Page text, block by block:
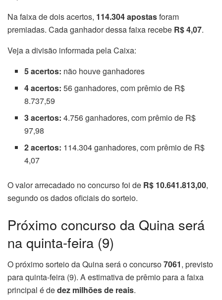
Na faixa de dois acertos, 114.304 apostasforam
premiadas. Cada ganhador dessa faixa recebe R$ 4,07.
Veja a divisão informada pela Caixa:
5 acertos: não houve ganhadores
4 acertos: 56 ganhadores, com prêmio de R$
8.737,59
3 acertos: 4.756 ganhadores, com prêmio de R$
97,98
2 acertos: 114.304 ganhadores, com prêmio de R$
4,07
O valor arrecadado no concurso foi de R$ 10.641.813,00,
segundo os dados oficiais do sorteio.
Próximo concurso da Quina será
na quinta-feira (9)
O próximo sorteio da Quina será o concurso7061, previsto
para quinta-feira (9). A estimativa de prêmio para a faixa
principal é dedez milhões de reais.